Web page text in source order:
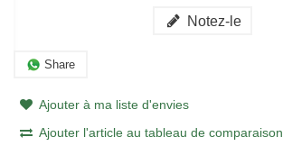
Notez-le
Share
Ajouter à ma liste d'envies
Ajouter l'article au tableau de comparaison